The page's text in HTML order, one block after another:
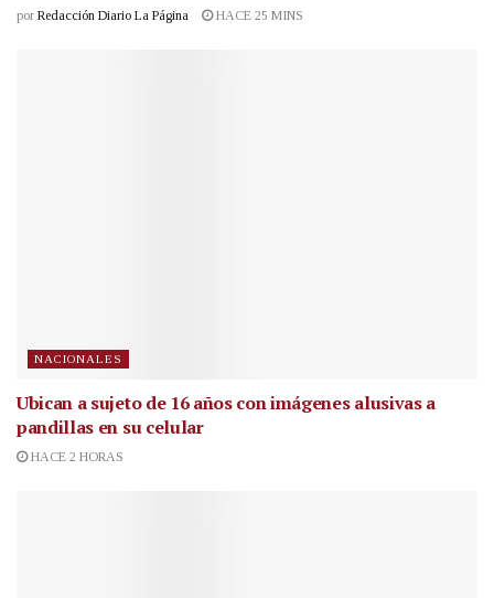
por Redacción Diario La Página HACE 25 MINS
NACIONALES
Ubican a sujeto de 16 años con imágenes alusivas a
pandillas en su celular
HACE 2 HORAS